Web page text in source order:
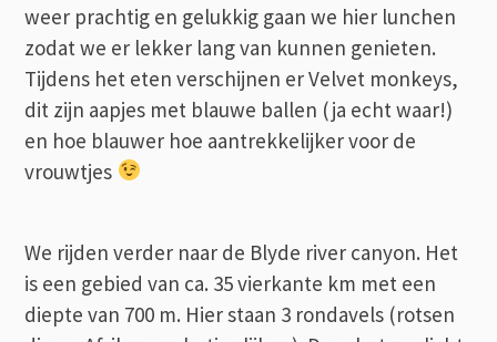
weer prachtig en gelukkig gaan we hier lunchen
zodat we er lekker lang van kunnen genieten.
Tijdens het eten verschijnen er Velvet monkeys,
dit zijn aapjes met blauwe ballen (ja echt waar!)
en hoe blauwer hoe aantrekkelijker voor de
vrouwtjes
We rijden verder naar de Blyde river canyon. Het
is een gebied van ca. 35 vierkante km met een
diepte van 700 m. Hier staan 3 rondavels (rotsen